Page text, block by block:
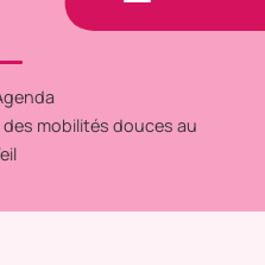
des mobilités douces au